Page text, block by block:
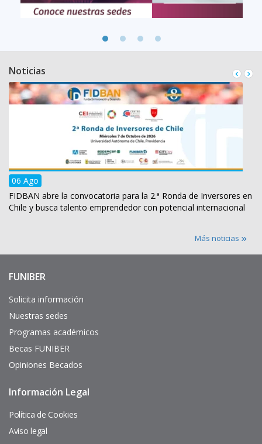
Noticias
06 Ago
FIDBAN abre la convocatoria para la 2.ª Ronda de Inversores en
Chile y busca talento emprendedor con potencial internacional
Más noticias
Enlaces
interés
FUNIBER
Solicita información
Nuestras sedes
Programas académicos
Becas FUNIBER
Opiniones Becados
Pie
página
Información Legal
Política de Cookies
Aviso legal